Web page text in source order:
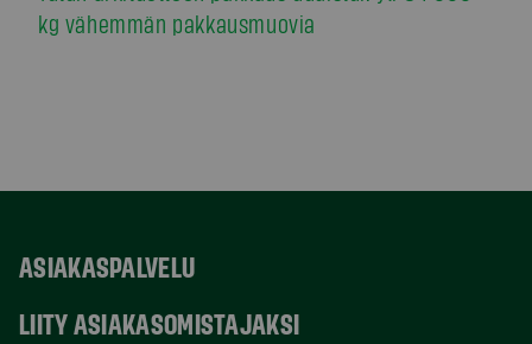
kg vähemmän pakkausmuovia
ASIAKASPALVELU
LIITY ASIAKASOMISTAJAKSI